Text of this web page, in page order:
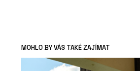
MOHLO BY VÁS TAKÉ ZAJÍMAT